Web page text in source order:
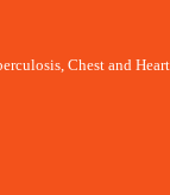
Chest and